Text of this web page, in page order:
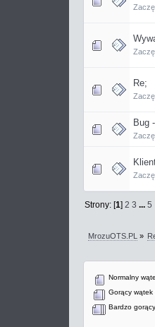
Re;
Bug
Strony: [1]2 3 ...5
MrozuOTS.PL »
Normalny
Gorący wątek
Bardzo